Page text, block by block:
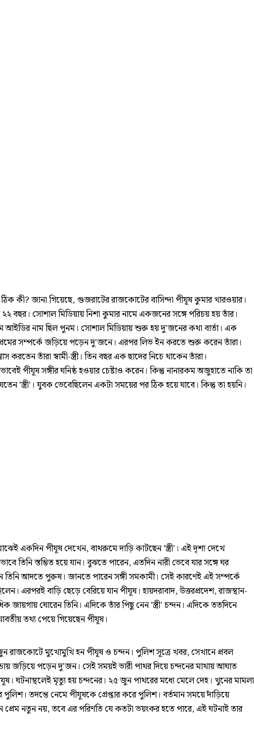
ঠিক কী? জানা গিয়েছে, গুজরাটের রাজকোটের বাসিন্দা পীযূষ কুমার খারওয়ার।
বছর। সোশাল মিডিয়ায় নিশা কুমার নামে একজনের সঙ্গে পরিচয় হয় তাঁর।
আইডির নাম ছিল পুনম। সোশাল মিডিয়ায় শুরু হয় দু'জনের কথা বার্তা। এক
সম্পর্কে জড়িয়ে পড়েন দু'জনে। এরপর লিভ ইন করতে শুরু করেন তাঁরা।
করতেন তাঁরা স্বামী-স্ত্রী। তিন বছর এক ছাদের নিচে থাকেন তাঁরা।
পীযূষ সঙ্গীর ঘনিষ্ঠ হওয়ার চেষ্টাও করেন। কিন্তু নানারকম অজুহাতে নাকি তা
'স্ত্রী'। যুবক ভেবেছিলেন একটা সময়ের পর ঠিক হয়ে যাবে। কিন্তু তা হয়নি।
একদিন পীযূষ দেখেন, বাথরুমে দাড়ি কাটছেন 'স্ত্রী'। এই দৃশ্য দেখে
তিনি স্তম্ভিত হয়ে যান। বুঝতে পারেন, এতদিন নারী ভেবে যার সঙ্গে ঘর
তিনি আদতে পুরুষ। জানতে পারেন সঙ্গী সমকামী। সেই কারণেই এই সম্পর্কে
এরপরই বাড়ি ছেড়ে বেরিয়ে যান পীযূষ। হায়দরাবাদ, উত্তরপ্রদেশ, রাজস্থান-
জায়গায় ঘোরেন তিনি। এদিকে তাঁর পিছু নেন 'স্ত্রী' চন্দন। এদিকে ততদিনে
তথ্য পেয়ে গিয়েছেন পীযূষ।
রাজকোটে মুখোমুখি হন পীযূষ ও চন্দন। পুলিশ সূত্রে খবর, সেখানে প্রবল
জড়িয়ে পড়েন দু'জন। সেই সময়ই ভারী পাথর দিয়ে চন্দনের মাথায় আঘাত
ঘটনাস্থলেই মৃত্যু হয় চন্দনের। ২৫ জুন পাথরের মধ্যে মেলে দেহ। খুনের মামলা
তদন্তে নেমে পীযূষকে গ্রেপ্তার করে পুলিশ। বর্তমান সময়ে দাঁড়িয়ে
প্রেম নতুন নয়, তবে এর পরিণতি যে কতটা ভয়ংকর হতে পারে, এই ঘটনাই তার